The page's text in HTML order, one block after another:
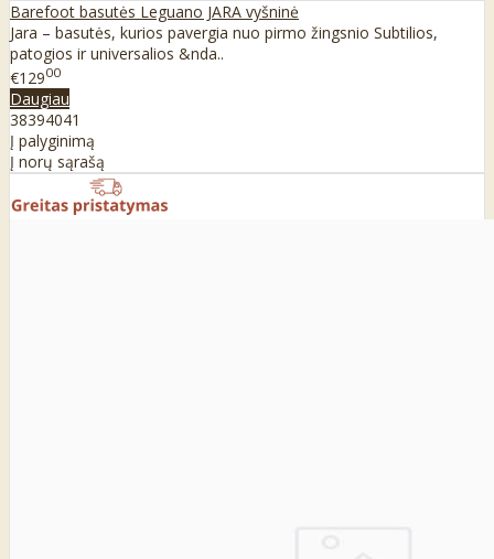
Barefoot basutės Leguano JARA vyšninė
Jara – basutės, kurios pavergia nuo pirmo žingsnio Subtilios,
patogios ir universalios &nda..
€12900
Daugiau
38394041
Į palyginimą
Į norų sąrašą